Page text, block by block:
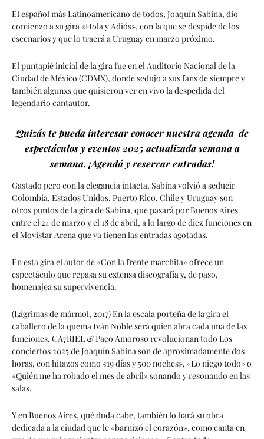
El español más Latinoamericano de todos, Joaquín Sabina, dio
comienzo a su gira «Hola y Adiós», con la que se despide de los
escenarios y que lo traerá a Uruguay en marzo próximo.
El puntapié inicial de la gira fue en el Auditorio Nacional de la
Ciudad de México (CDMX), donde sedujo a sus fans de siempre y
también algunxs que quisieron ver en vivo la despedida del
legendario cantautor.
Quizás te pueda interesar conocer nuestra agenda de
espectáculos y eventos 2025 actualizada semana a
semana. ¡Agendá y reservar entradas!
Gastado pero con la elegancia intacta, Sabina volvió a seducir
Colombia, Estados Unidos, Puerto Rico, Chile y Uruguay son
otros puntos de la gira de Sabina, que pasará por Buenos Aires
entre el 24 de marzo y el 18 de abril, a lo largo de diez funciones en
el Movistar Arena que ya tienen las entradas agotadas.
En esta gira el autor de «Con la frente marchita» ofrece un
espectáculo que repasa su extensa discografía y, de paso,
homenajea su supervivencia.
(Lágrimas de mármol, 2017) En la escala porteña de la gira el
caballero de la quema Iván Noble será quien abra cada una de las
funciones. CA7RIEL & Paco Amoroso revolucionan todo Los
conciertos 2025 de Joaquín Sabina son de aproximadamente dos
horas, con hitazos como «19 días y 500 noches», «Lo niego todo» o
«Quién me ha robado el mes de abril» sonando y resonando en las
salas.
Y en Buenos Aires, qué duda cabe, también lo hará su obra
dedicada a la ciudad que le «barnizó el corazón», como canta en